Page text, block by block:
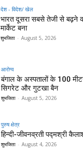
देश - विदेश/ खेल
भारत दूसरा सबसे तेजी से बढ़ने
मार्केट बना
शुभजिता - August 5, 2026
आरोग्य
बंगाल के अस्पतालों के 100
सिगरेट और गुटखा बैन
शुभजिता - August 5, 2026
पुरुष क्षेत्र
हिन्‍दी-जीवनव्रती पद्मश्री
शुभजिता - August 4, 2026